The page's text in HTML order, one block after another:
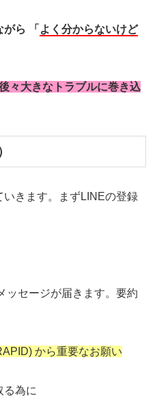
がら 「 よく分からないけど
々大きなトラブルに巻き込
きます。まずLINEの登録
ッセージが届きます。要約
から重要なお願い
る為に